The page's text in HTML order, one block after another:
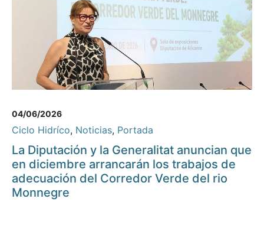
04/06/2026
Ciclo Hidríco, Noticias, Portada
La Diputación y la Generalitat anuncian que
en diciembre arrancarán los trabajos de
adecuación del Corredor Verde del rio
Monnegre